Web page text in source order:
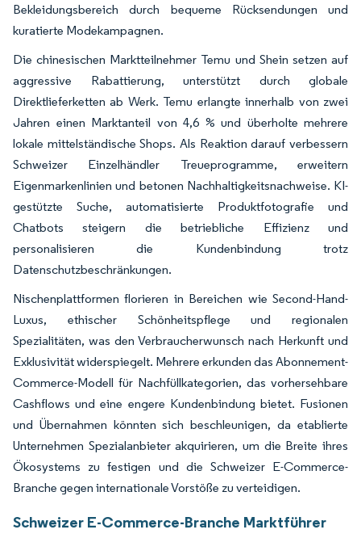
Bekleidungsbereich durch bequeme Rücksendungen und
kuratierte Modekampagnen.
Die chinesischen Marktteilnehmer Temu und Shein setzen auf
aggressive Rabattierung, unterstützt durch globale
Direktlieferketten ab Werk. Temu erlangte innerhalb von zwei
Jahren einen Marktanteil von 4,6 % und überholte mehrere
lokale mittelständische Shops. Als Reaktion darauf verbessern
Schweizer Einzelhändler Treueprogramme, erweitern
Eigenmarkenlinien und betonen Nachhaltigkeitsnachweise. KI-
gestützte Suche, automatisierte Produktfotografie und
Chatbots steigern die betriebliche Effizienz und
personalisieren die Kundenbindung trotz
Datenschutzbeschränkungen.
Nischenplattformen florieren in Bereichen wie Second-Hand-
Luxus, ethischer Schönheitspflege und regionalen
Spezialitäten, was den Verbraucherwunsch nach Herkunft und
Exklusivität widerspiegelt. Mehrere erkunden das Abonnement-
Commerce-Modell für Nachfüllkategorien, das vorhersehbare
Cashflows und eine engere Kundenbindung bietet. Fusionen
und Übernahmen könnten sich beschleunigen, da etablierte
Unternehmen Spezialanbieter akquirieren, um die Breite ihres
Ökosystems zu festigen und die Schweizer E-Commerce-
Branche gegen internationale Vorstöße zu verteidigen.
Schweizer E-Commerce-Branche Marktführer